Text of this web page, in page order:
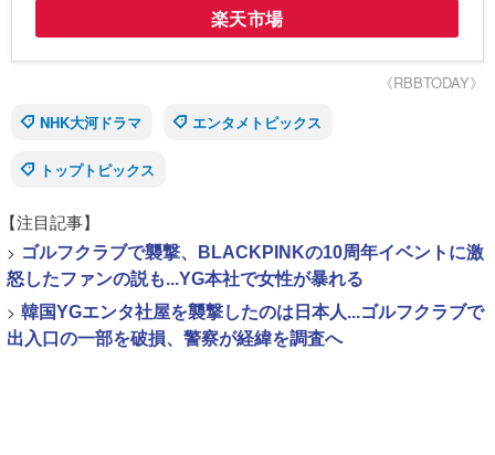
楽天市場
《RBBTODAY》
NHK大河ドラマ
エンタメトピックス
トップトピックス
【注目記事】
> ゴルフクラブで襲撃、BLACKPINKの10周年イベントに激
怒したファンの説も...YG本社で女性が暴れる
> 韓国YGエンタ社屋を襲撃したのは日本人...ゴルフクラブで
出入口の一部を破損、警察が経緯を調査へ